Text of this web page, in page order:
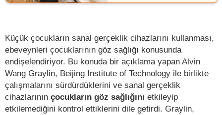
Küçük çocukların sanal gerçeklik cihazlarını kullanması,
ebeveynleri çocuklarının göz sağlığı konusunda
endişelendiriyor. Bu konuda bir açıklama yapan Alvin
Wang Graylin, Beijing Institute of Technology ile birlikte
çalışmalarını sürdürdüklerini ve sanal gerçeklik
cihazlarının çocukların göz sağlığını etkileyip
etkilemediğini kontrol ettiklerini dile getirdi. Graylin,